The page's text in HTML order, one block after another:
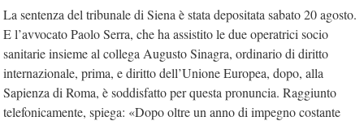
La sentenza del tribunale di Siena è stata depositata sabato 20 agosto.
E l’avvocato Paolo Serra, che ha assistito le due operatrici socio
sanitarie insieme al collega Augusto Sinagra, ordinario di diritto
internazionale, prima, e diritto dell’Unione Europea, dopo, alla
Sapienza di Roma, è soddisfatto per questa pronuncia. Raggiunto
telefonicamente, spiega: «Dopo oltre un anno di impegno costante